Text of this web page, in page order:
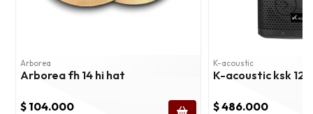
Arborea
Arborea fh 14 hi hat
$ 104.000
K-acoustic
K-acoustic ksk 12
$ 486.000